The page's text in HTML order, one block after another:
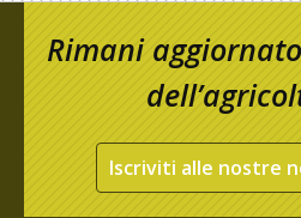
Rimani
Iscriviti alle nostre